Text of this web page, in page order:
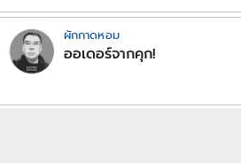
ผักกาดหอม
ออเดอร์จากคุก!